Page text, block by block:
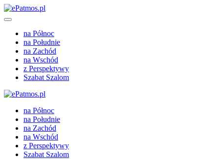
na Północ
na Południe
na Zachód
na Wschód
z Perspektywy
Szabat Szalom
na Północ
na Południe
na Zachód
na Wschód
z Perspektywy
Szabat Szalom